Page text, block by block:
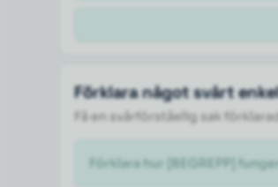
Förklara något svårt
Få en svårförståelig sak
Förklara hur [BEGREPP]